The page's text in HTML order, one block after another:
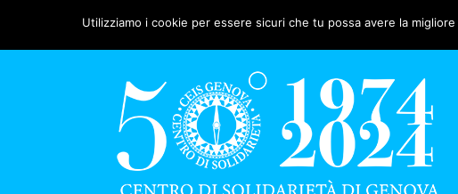
Facebook
X YouTube
Utilizziamo i cookie per essere sicuri che tu possa avere la